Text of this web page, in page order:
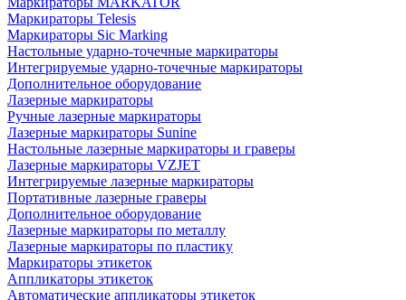
Маркираторы Telesis
Маркираторы Sic Marking
Настольные ударно-точечные маркираторы
Интегрируемые ударно-точечные маркираторы
Дополнительное оборудование
Лазерные маркираторы
Ручные лазерные маркираторы
Лазерные маркираторы Sunine
Настольные лазерные маркираторы и граверы
Лазерные маркираторы VZJET
Интегрируемые лазерные маркираторы
Портативные лазерные граверы
Дополнительное оборудование
Лазерные маркираторы по металлу
Лазерные маркираторы по пластику
Маркираторы этикеток
Аппликаторы этикеток
Автоматические аппликаторы этикеток